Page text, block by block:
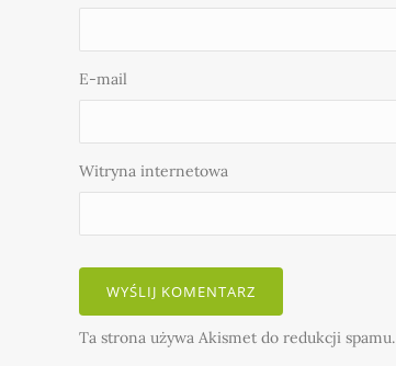
E-mail
Witryna internetowa
Ta strona używa Akismet do redukcji spamu.